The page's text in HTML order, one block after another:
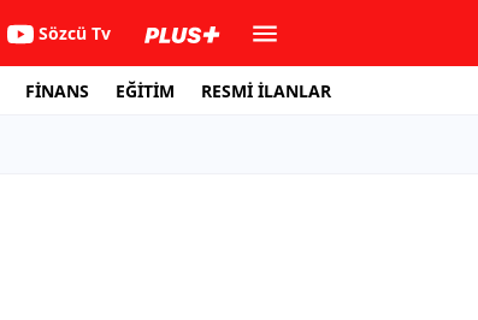
Sözcü Tv
FİNANS EĞİTİM RESMİ İLANLAR